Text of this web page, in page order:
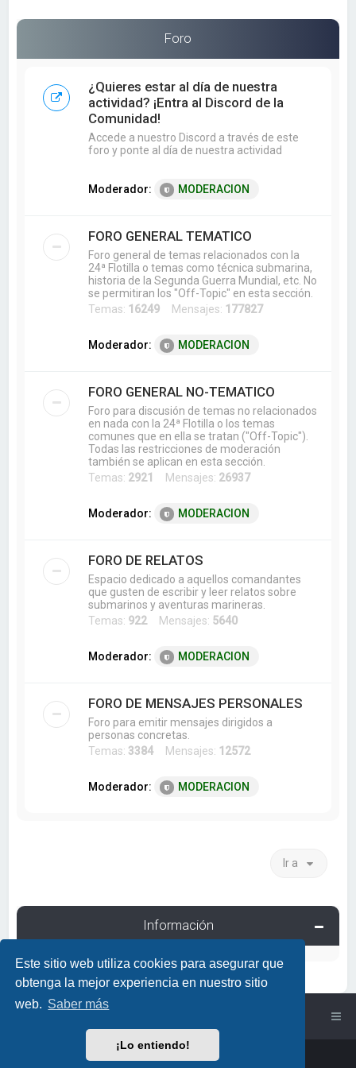
Este sitio web utiliza cookies para asegurar que
obtenga la mejor experiencia en nuestro sitio
web. Saber más
¡Lo entiendo!
r
Foro
¿Quieres estar al día de nuestra
actividad? ¡Entra al Discord de la
Comunidad!
Accede a nuestro Discord a través de este
foro y ponte al día de nuestra actividad
Moderador: MODERACION
FORO GENERAL TEMATICO
Foro general de temas relacionados con la
24ª Flotilla o temas como técnica submarina,
historia de la Segunda Guerra Mundial, etc. No
se permitiran los "Off-Topic" en esta sección.
Temas: 16249 Mensajes: 177827
Moderador: MODERACION
FORO GENERAL NO-TEMATICO
Foro para discusión de temas no relacionados
en nada con la 24ª Flotilla o los temas
comunes que en ella se tratan ("Off-Topic").
Todas las restricciones de moderación
también se aplican en esta sección.
Temas: 2921 Mensajes: 26937
Moderador: MODERACION
FORO DE RELATOS
Espacio dedicado a aquellos comandantes
que gusten de escribir y leer relatos sobre
submarinos y aventuras marineras.
Temas: 922Mensajes: 5640
Moderador: MODERACION
FORO DE MENSAJES PERSONALES
Foro para emitir mensajes dirigidos a
personas concretas.
Temas: 3384 Mensajes: 12572
Moderador: MODERACION
Ir a
Información
phpBB
PlanetStyles